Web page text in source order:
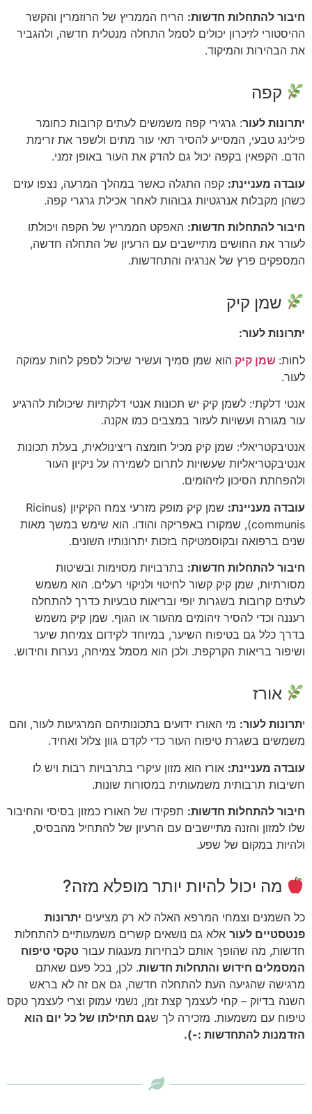
חיבור להתחלות חדשות:הריח הממריץ של הרוזמרין והקשר
ההיסטורי לזיכרון יכולים לסמל התחלה מנטלית חדשה, ולהגביר
את הבהירות והמיקוד.
קפה
יתרונות לעור: גרגירי קפה משמשים לעתים קרובות כחומר
פילינג טבעי, המסייע להסיר תאי עור מתים ולשפר את זרימת
הדם. הקפאין בקפה יכול גם להדק את העור באופן זמני.
עובדה מעניינת:קפה התגלה כאשר במהלך המרעה, נצפו עזים
כשהן מקבלות אנרגטיות גבוהות לאחר אכילת גרגרי קפה.
חיבור להתחלות חדשות:האפקט הממריץ של הקפה ויכולתו
לעורר את החושים מתיישבים עם הרעיון של התחלה חדשה,
המספקים פרץ של אנרגיה והתחדשות.
שמן קיק
יתרונות לעור:
לחות:שמן קיק הוא שמן סמיך ועשיר שיכול לספק לחות עמוקה
לעור.
אנטי דלקתי: לשמן קיק יש תכונות אנטי דלקתיות שיכולות להרגיע
עור מגורה ועשויות לעזור במצבים כמו אקנה.
אנטיבקטריאלי: שמן קיק מכיל חומצה ריצינולאית, בעלת תכונות
אנטיבקטריאליות שעשויות לתרום לשמירה על ניקיון העור
ולהפחתת הסיכון לזיהומים.
עובדה מעניינת:
שמן קיק מופק מזרעי צמח הקיקיון (Ricinus
communis), שמקורו באפריקה והודו. הוא שימש במשך מאות
שנים ברפואה ובקוסמטיקה בזכות יתרונותיו השונים.
חיבור להתחלות חדשות:בתרבויות מסוימות ובשיטות
מסורתיות, שמן קיק קשור לחיטוי ולניקוי רעלים. הוא משמש
לעתים קרובות בשגרות יופי ובריאות טבעיות כדרך להתחלה
רעננה וכדי להסיר זיהומים מהעור או הגוף. שמן קיק משמש
בדרך כלל גם בטיפוח השיער, במיוחד לקידום צמיחת שיער
ושיפור בריאות הקרקפת. ולכן הוא מסמל צמיחה, נערות וחידוש.
אורז
יתרונות לעור:מי האורז ידועים בתכונותיהם המרגיעות לעור, והם
משמשים בשגרת טיפוח העור כדי לקדם גוון צלול ואחיד.
עובדה מעניינת:אורז הוא מזון עיקרי בתרבויות רבות ויש לו
חשיבות תרבותית משמעותית במסורות שונות.
חיבור להתחלות חדשות:תפקידו של האורז כמזון בסיסי והחיבור
שלו למזון והזנה מתיישבים עם הרעיון של להתחיל מהבסיס,
ולהיות במקום של שפע.
מה יכול להיות יותר מופלא מזה?
כל השמנים וצמחי המרפא האלה לא רק מציעים יתרונות
פנטסטיים לעוראלא גם נושאים קשרים משמעותיים להתחלות
חדשות, מה שהופך אותם לבחירות מענגות עבור טקסי טיפוח
המסמלים חידוש והתחלות חדשות. לכן, בכל פעם שאתם
מרגישה שהגיעה העת להתחלה חדשה, גם אם זה לא בראש
השנה בדיוק – קחי לעצמך קצת זמן, נשמי עמוק וצרי לעצמך טקס
טיפוח עם משמעות. מזכירה לך שגם תחילתו של כל יום הוא
הזדמנות להתחדשות :-).